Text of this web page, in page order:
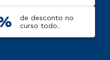
de desconto no
curso todo.